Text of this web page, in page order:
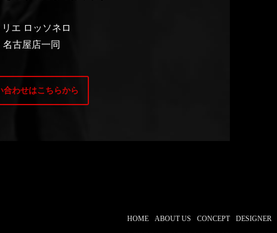
エ ロッソネロ
古屋店一同
合わせはこちらから
HOME ABOUT US CONCEPT DESIGNER